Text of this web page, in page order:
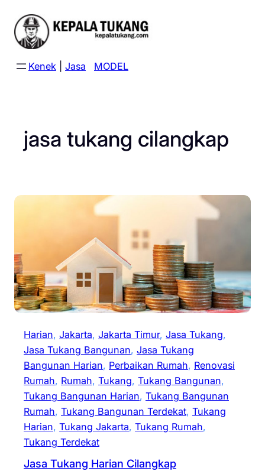
content
Kenek Jasa MODEL
jasa tukang cilangkap
Harian, Jakarta, Jakarta Timur, Jasa Tukang
Jasa Tukang Bangunan, Jasa Tukang
Bangunan Harian, Perbaikan Rumah, Renovasi
Rumah, Rumah, Tukang, Tukang Bangunan
Tukang Bangunan Harian, Tukang Bangunan
Rumah, Tukang Bangunan Terdekat, Tukang
Harian, Tukang Jakarta, Tukang Rumah
Tukang Terdekat
Jasa Tukang Harian Cilangkap